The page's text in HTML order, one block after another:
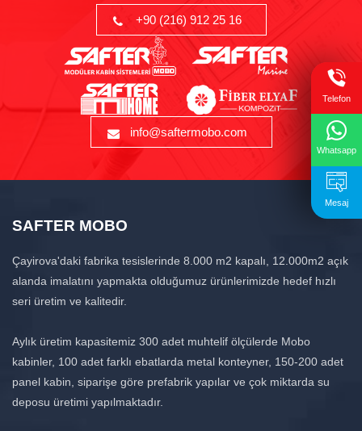
+90 (216) 912 25 16
info@saftermobo.com
SAFTER MOBO
Çayirova'daki fabrika tesislerinde 8.000 m2 kapalı, 12.000m2 açık
alanda imalatını yapmakta olduğumuz ürünlerimizde hedef hızlı
seri üretim ve kalitedir.
Aylık üretim kapasitemiz 300 adet muhtelif ölçülerde Mobo
kabinler, 100 adet farklı ebatlarda metal konteyner, 150-200 adet
panel kabin, siparişe göre prefabrik yapılar ve çok miktarda su
deposu üretimi yapılmaktadır.
Telefon
Whatsapp
Mesaj